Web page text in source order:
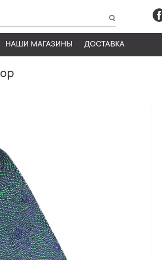
НАШИ МАГАЗИНЫ ДОСТАВКА